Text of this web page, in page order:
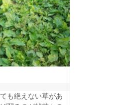
も絶えない草があ